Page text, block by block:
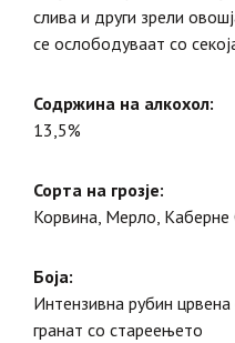
слива и други зрели
се ослободуваат со
Содржина на алкохол:
13,5%
Сорта на грозје:
Корвина, Мерло,
Боја:
Интензивна рубин
гранат со стареењето